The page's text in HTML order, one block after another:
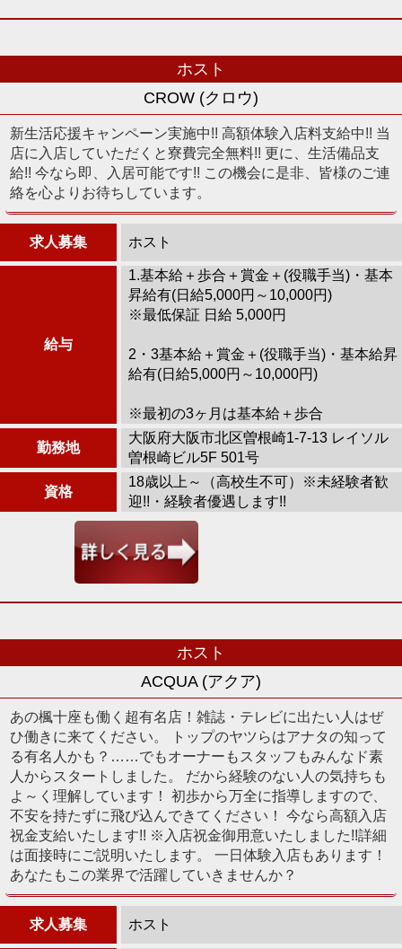
ホスト
CROW (クロウ)
新生活応援キャンペーン実施中!! 高額体験入店料支給中!! 当
店に入店していただくと寮費完全無料!! 更に、生活備品支
給!! 今なら即、入居可能です!! この機会に是非、皆様のご連
絡を心よりお待ちしています。
求人募集 ホスト
給与
1.基本給＋歩合＋賞金＋(役職手当)・基本
昇給有(日給5,000円～10,000円)
※最低保証 日給 5,000円
2・3基本給＋賞金＋(役職手当)・基本給昇
給有(日給5,000円～10,000円)
※最初の3ヶ月は基本給＋歩合
勤務地
大阪府大阪市北区曽根崎1-7-13 レイソル
曽根崎ビル5F 501号
資格
18歳以上～（高校生不可）※未経験者歓
迎!!・経験者優遇します!!
ホスト
ACQUA (アクア)
あの楓十座も働く超有名店！雑誌・テレビに出たい人はぜ
ひ働きに来てください。 トップのヤツらはアナタの知って
る有名人かも？……でもオーナーもスタッフもみんなド素
人からスタートしました。 だから経験のない人の気持ちも
よ～く理解しています！ 初歩から万全に指導しますので、
不安を持たずに飛び込んできてください！ 今なら高額入店
祝金支給いたします!! ※入店祝金御用意いたしました!!詳細
は面接時にご説明いたします。 一日体験入店もあります！
あなたもこの業界で活躍していきませんか？
求人募集 ホスト